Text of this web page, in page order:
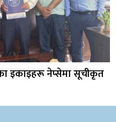
इकाइहरू नेप्सेमा सूचीकृत